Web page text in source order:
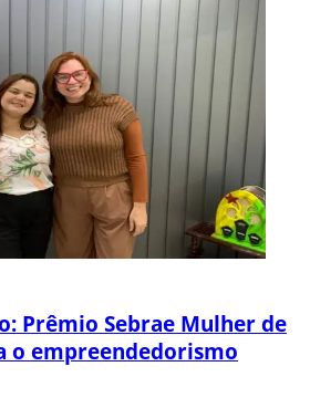
Prêmio Sebrae Mulher de
o empreendedorismo